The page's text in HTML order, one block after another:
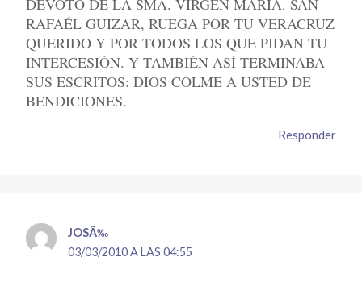
DEVOTO DE LA SMA. VIRGEN MARÍA. SAN
RAFAÉL GUIZAR, RUEGA POR TU VERACRUZ
QUERIDO Y POR TODOS LOS QUE PIDAN TU
INTERCESIÓN. Y TAMBIÉN ASÍ TERMINABA
SUS ESCRITOS: DIOS COLME A USTED DE
BENDICIONES.
Responder
JOSÃ‰
03/03/2010 A LAS 04:55